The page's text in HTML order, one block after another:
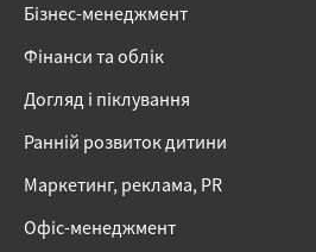
Бізнес-менеджмент
Фінанси та облік
Догляд і піклування
Ранній розвиток дитини
Маркетинг, реклама, PR
Офіс-менеджмент